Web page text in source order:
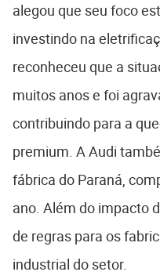
alegou que seu foco
investindo na
reconheceu que a
muitos anos e foi
contribuindo para a
premium. A Audi
fábrica do Paraná,
ano. Além do impacto
de regras para os
industrial do setor.